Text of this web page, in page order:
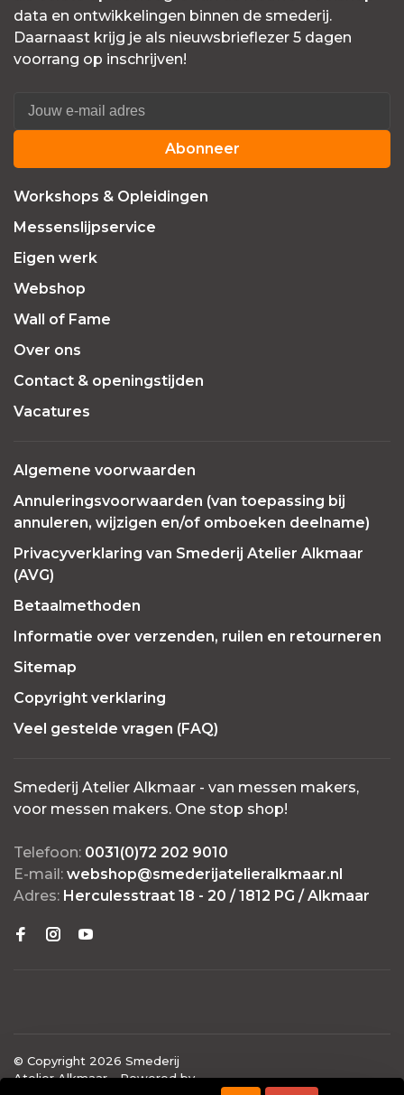
data en ontwikkelingen binnen de smederij.
Daarnaast krijg je als nieuwsbrieflezer 5 dagen
voorrang op inschrijven!
Abonneer
Workshops & Opleidingen
Messenslijpservice
Eigen werk
Webshop
Wall of Fame
Over ons
Contact & openingstijden
Vacatures
Algemene voorwaarden
Annuleringsvoorwaarden (van toepassing bij
annuleren, wijzigen en/of omboeken deelname)
Privacyverklaring van Smederij Atelier Alkmaar
(AVG)
Betaalmethoden
Informatie over verzenden, ruilen en retourneren
Sitemap
Copyright verklaring
Veel gestelde vragen (FAQ)
Smederij Atelier Alkmaar - van messen makers,
voor messen makers. One stop shop!
Telefoon: 0031(0)72 202 9010
E-mail: webshop@smederijatelieralkmaar.nl
Adres: Herculesstraat 18 - 20 / 1812 PG / Alkmaar
© Copyright 2026 Smederij
Atelier Alkmaar- Powered by